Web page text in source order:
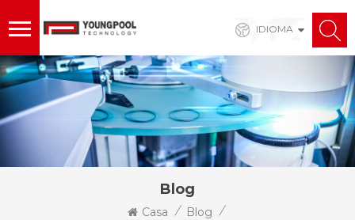
IDIOMA
Blog
Casa / Blog /